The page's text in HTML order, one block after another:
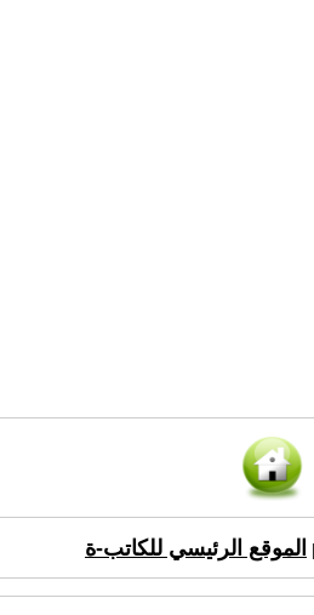
الموقع الرئيسي للكاتب-ة